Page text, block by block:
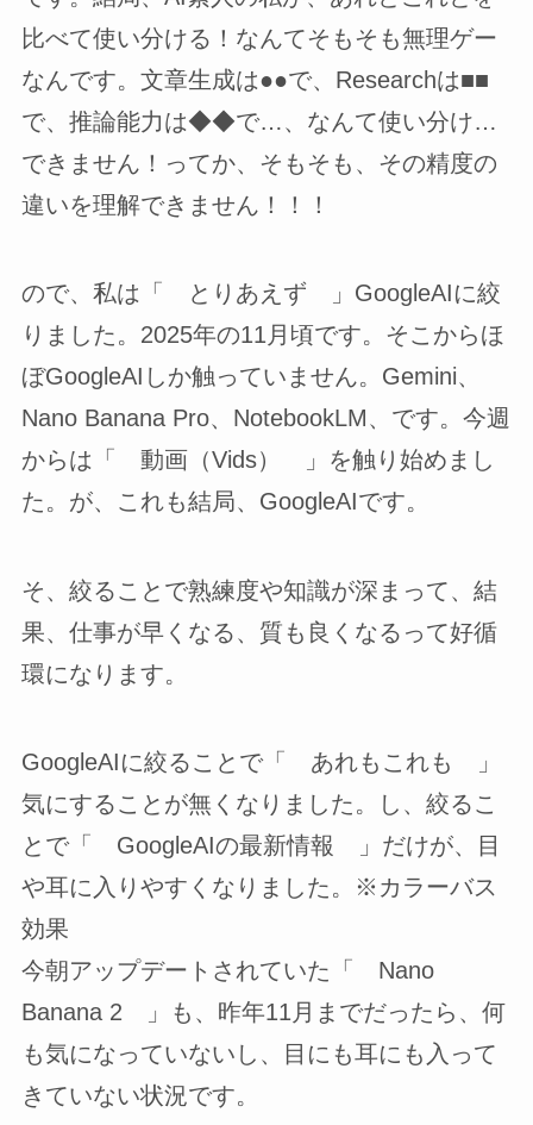
比べて使い分ける！なんてそもそも無理ゲー
なんです。文章生成は●●で、Researchは■■
で、推論能力は◆◆で…、なんて使い分け…
できません！ってか、そもそも、その精度の
違いを理解できません！！！
ので、私は「 とりあえず 」GoogleAIに絞
りました。2025年の11月頃です。そこからほ
ぼGoogleAIしか触っていません。Gemini、
Nano Banana Pro、NotebookLM、です。今週
からは「 動画（Vids） 」を触り始めまし
た。が、これも結局、GoogleAIです。
そ、絞ることで熟練度や知識が深まって、結
果、仕事が早くなる、質も良くなるって好循
環になります。
GoogleAIに絞ることで「 あれもこれも 」
気にすることが無くなりました。し、絞るこ
とで「 GoogleAIの最新情報 」だけが、目
や耳に入りやすくなりました。※カラーバス
効果
今朝アップデートされていた「 Nano
Banana 2 」も、昨年11月までだったら、何
も気になっていないし、目にも耳にも入って
きていない状況です。